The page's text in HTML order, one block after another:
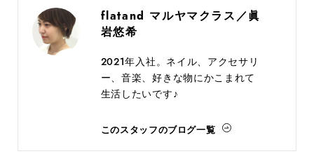
flatand マルヤマクラス／眞
岩悠希
2021年入社。ネイル、アクセサリ
ー、音楽、好きな物にかこまれて
生活したいです♪
このスタッフのブログ一覧